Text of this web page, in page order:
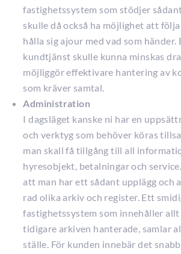
fastighetssystem som stödjer
skulle då också ha möjlighet att
hålla sig ajour med vad som händer.
kundtjänst skulle kunna minskas
möjliggör effektivare hantering av
som kräver samtal.
Administration
I dagsläget kanske ni har en
och verktyg som behöver köras
man skall få tillgång till all
hyresobjekt, betalningar och
att man har ett sådant upplägg och
rad olika arkiv och register. Ett
fastighetssystem som innehåller allt
tidigare arkiven hanterade, samlar
ställe. För kunden innebär det